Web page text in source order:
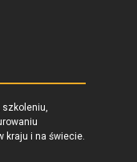
szkoleniu,
kraju i na świecie.